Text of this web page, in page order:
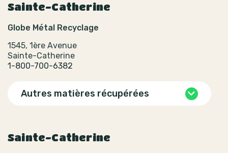
Sainte-Catherine
Globe Métal Recyclage
1545, 1ère Avenue
Sainte-Catherine
1-800-700-6382
Autres matières récupérées
Sainte-Catherine